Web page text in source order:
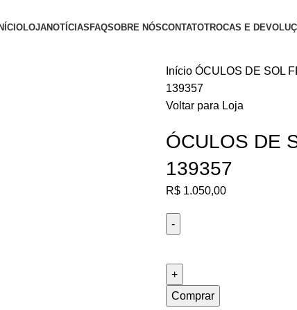
INÍCIOLOJANOTÍCIAS FAQSOBRE NÓSCONTATOTROCAS E
Início ÓCULOS DE SOL
139357
Voltar para Loja
ÓCULOS DE
139357
R$ 1.050,00
SOL
FEMININO
Comprar